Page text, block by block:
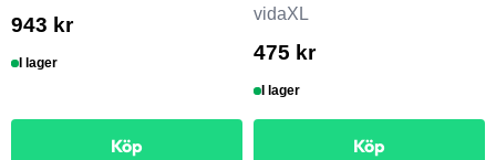
943 kr
I lager
Köp
vidaXL
475 kr
I lager
Köp